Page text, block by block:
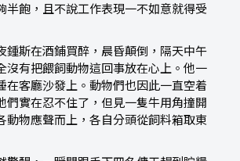
半飽，且不說工作表現一不如意就得受
鍾斯在酒鋪買醉，晨昏顛倒，隔天中午
沒有把餵飼動物這回事放在心上。他一
在客廳沙發上。動物們也因此一直空着
們實在忍不住了，但見一隻牛用角撞開
動物應聲而上，各自分頭從飼料箱取東